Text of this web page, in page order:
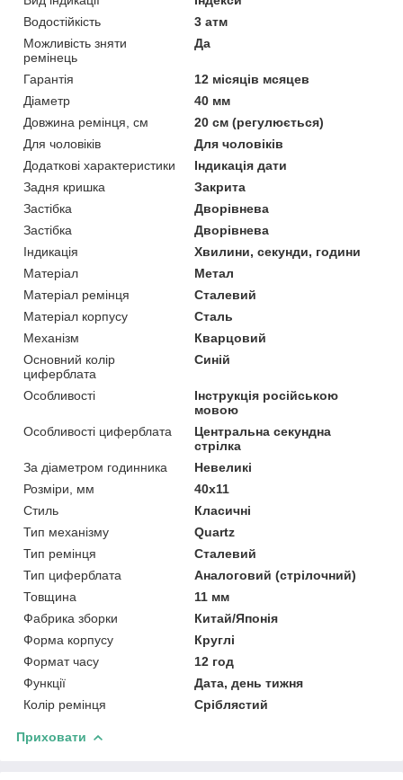
Водостійкість
3 атм
Можливість зняти
ремінець
Да
Гарантія
12 місяців мсяцев
Діаметр
40 мм
Довжина ремінця, см
20 см (регулюється)
Для чоловіків
Для чоловіків
Додаткові характеристики
Індикація дати
Задня кришка
Закрита
Застібка
Дворівнева
Застібка
Дворівнева
Індикація
Хвилини, секунди, години
Матеріал
Метал
Матеріал ремінця
Сталевий
Матеріал корпусу
Сталь
Механізм
Кварцовий
Основний колір
циферблата
Синій
Особливості
Інструкція російською
мовою
Особливості циферблата
Центральна секундна
стрілка
За діаметром годинника
Невеликі
Розміри, мм
40х11
Стиль
Класичні
Тип механізму
Quartz
Тип ремінця
Сталевий
Тип циферблата
Аналоговий (стрілочний)
Товщина
11 мм
Фабрика зборки
Китай/Японія
Форма корпусу
Круглі
Формат часу
12 год
Функції
Дата, день тижня
Колір ремінця
Сріблястий
Приховати